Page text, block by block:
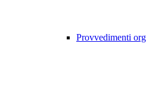
Provvedimenti